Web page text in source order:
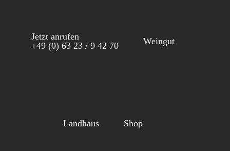
Jetzt anrufen
+49 (0) 63 23 / 9 42 70
Weingut
Landhaus Shop